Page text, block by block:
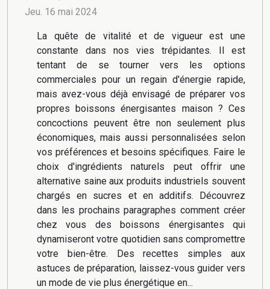
Jeu. 16 mai 2024
La quête de vitalité et de vigueur est une
constante dans nos vies trépidantes. Il est
tentant de se tourner vers les options
commerciales pour un regain d'énergie rapide,
mais avez-vous déjà envisagé de préparer vos
propres boissons énergisantes maison ? Ces
concoctions peuvent être non seulement plus
économiques, mais aussi personnalisées selon
vos préférences et besoins spécifiques. Faire le
choix d'ingrédients naturels peut offrir une
alternative saine aux produits industriels souvent
chargés en sucres et en additifs. Découvrez
dans les prochains paragraphes comment créer
chez vous des boissons énergisantes qui
dynamiseront votre quotidien sans compromettre
votre bien-être. Des recettes simples aux
astuces de préparation, laissez-vous guider vers
un mode de vie plus énergétique en...